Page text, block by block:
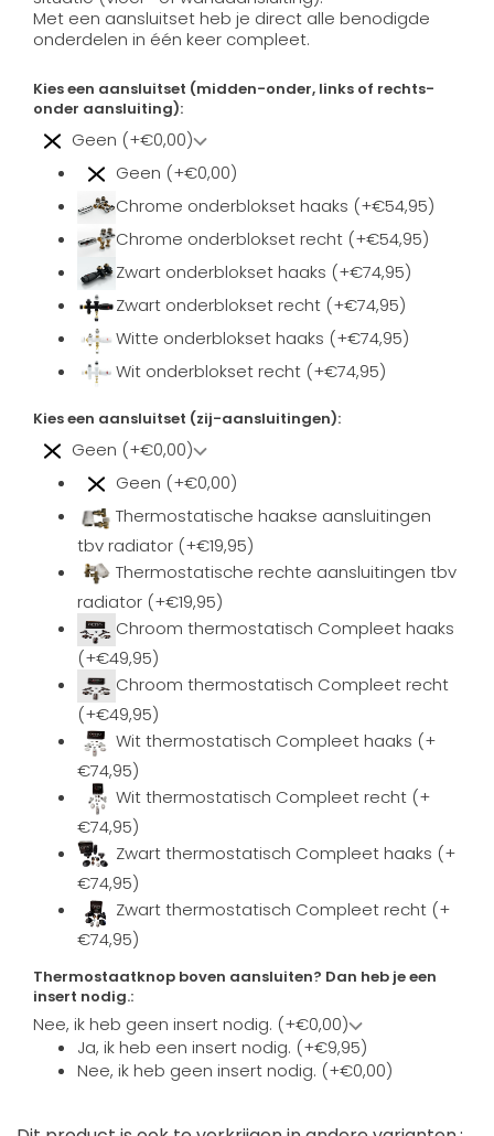
Met een aansluitset heb je direct alle benodigde
onderdelen in één keer compleet.
Kies een aansluitset (midden-onder, links of rechts-
onder aansluiting):
Geen (+€0,00)
Geen (+€0,00)
Chrome onderblokset haaks (+€54,95)
Chrome onderblokset recht (+€54,95)
Zwart onderblokset haaks (+€74,95)
Zwart onderblokset recht (+€74,95)
Witte onderblokset haaks (+€74,95)
Wit onderblokset recht (+€74,95)
Kies een aansluitset (zij-aansluitingen):
Geen (+€0,00)
Geen (+€0,00)
Thermostatische haakse aansluitingen
tbv radiator (+€19,95)
Thermostatische rechte aansluitingen tbv
radiator (+€19,95)
Chroom thermostatisch Compleet haaks
(+€49,95)
Chroom thermostatisch Compleet recht
(+€49,95)
Wit thermostatisch Compleet haaks (+
€74,95)
Wit thermostatisch Compleet recht (+
€74,95)
Zwart thermostatisch Compleet haaks (+
€74,95)
Zwart thermostatisch Compleet recht (+
€74,95)
Thermostaatknop boven aansluiten? Dan heb je een
insert nodig.:
Nee, ik heb geen insert nodig. (+€0,00)
Ja, ik heb een insert nodig. (+€9,95)
Nee, ik heb geen insert nodig. (+€0,00)